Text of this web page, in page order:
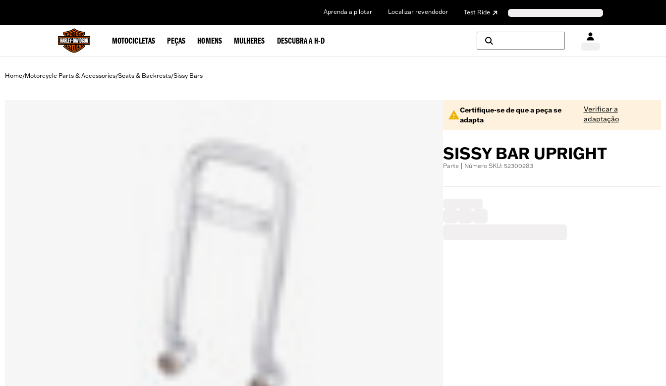
Aprenda a pilotar Localizar revendedor Test Ride
MOTOCICLETAS PEÇAS HOMENS MULHERES DESCUBRA A H-D
Home/Motorcycle Parts & Accessories/Seats & Backrests/Sissy Bars
Certifique-se de que a peça se
adapta
Verificar a
adaptação
SISSY BAR UPRIGHT
Parte | Número SKU: 52300283